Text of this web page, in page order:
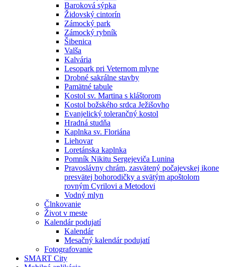
Baroková sýpka
Židovský cintorín
Zámocký park
Zámocký rybník
Šibenica
Valša
Kalvária
Lesopark pri Veternom mlyne
Drobné sakrálne stavby
Pamätné tabule
Kostol sv. Martina s kláštorom
Kostol božského srdca Ježišovho
Evanjelický tolerančný kostol
Hradná studňa
Kaplnka sv. Floriána
Liehovar
Loretánska kaplnka
Pomník Nikitu Sergejeviča Lunina
Pravoslávny chrám, zasvätený počajevskej ikone
presvätej bohorodičky a svätým apoštolom
rovným Cyrilovi a Metodovi
Vodný mlyn
Člnkovanie
Život v meste
Kalendár podujatí
Kalendár
Mesačný kalendár podujatí
Fotografovanie
SMART City